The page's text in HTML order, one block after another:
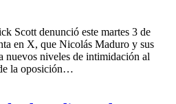
Scott denunció este martes 3 de
en X, que Nicolás Maduro y sus
nuevos niveles de intimidación al
la oposición…